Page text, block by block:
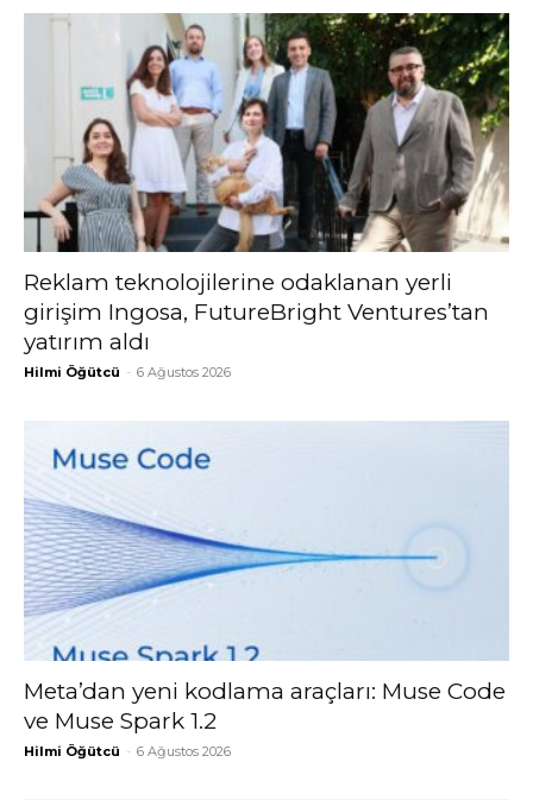
Reklam teknolojilerine odaklanan yerli
girişim Ingosa, FutureBright Ventures’tan
yatırım aldı
Hilmi Öğütcü - 6 Ağustos 2026
Meta’dan yeni kodlama araçları: Muse Code
ve Muse Spark 1.2
Hilmi Öğütcü - 6 Ağustos 2026